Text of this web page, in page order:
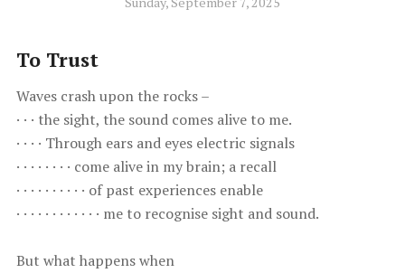
To Trust
Waves crash upon the rocks –
· · · the sight, the sound comes alive to me.
· · · · Through ears and eyes electric signals
· · · · · · · · come alive in my brain; a recall
· · · · · · · · · · of past experiences enable
· · · · · · · · · · · · me to recognise sight and sound.
But what happens when